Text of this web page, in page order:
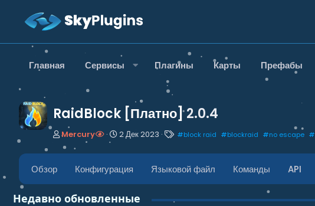
Главная Сервисы Плагины Карты Префабы
RaidBlock [Платно]2.0.4
А
в
т
т
е
Mercury
Д
т
а
н
а
ч
2 Дек 2023
Т
г
и
#block raid #blockraid #no escape #
Обзор Конфигурация Языковой файл Команды API
Недавно обновленные